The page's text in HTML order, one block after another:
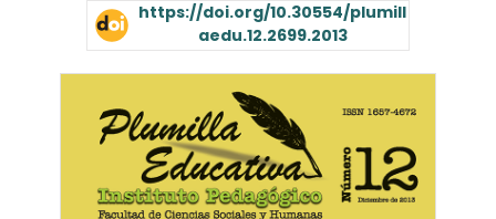
https://doi.org/10.30554/plumill
aedu.12.2699.2013